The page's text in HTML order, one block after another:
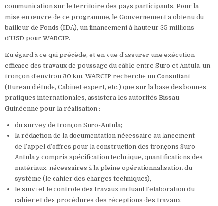
communication sur le territoire des pays participants. Pour la
mise en œuvre de ce programme, le Gouvernement a obtenu du
bailleur de Fonds (IDA), un financement à hauteur 35 millions
d’USD pour WARCIP.
Eu égard à ce qui précède, et en vue d’assurer une exécution
efficace des travaux de poussage du câble entre Suro et Antula, un
tronçon d’environ 30 km, WARCIP recherche un Consultant
(Bureau d’étude, Cabinet expert, etc.) que sur la base des bonnes
pratiques internationales, assistera les autorités Bissau
Guinéenne pour la réalisation :
du survey de tronçon Suro-Antula;
la rédaction de la documentation nécessaire au lancement
de l’appel d’offres pour la construction des tronçons Suro-
Antula y compris spécification technique, quantifications des
matériaux nécessaires à la pleine opérationnalisation du
système (le cahier des charges techniques),
le suivi et le contrôle des travaux incluant l’élaboration du
cahier et des procédures des réceptions des travaux